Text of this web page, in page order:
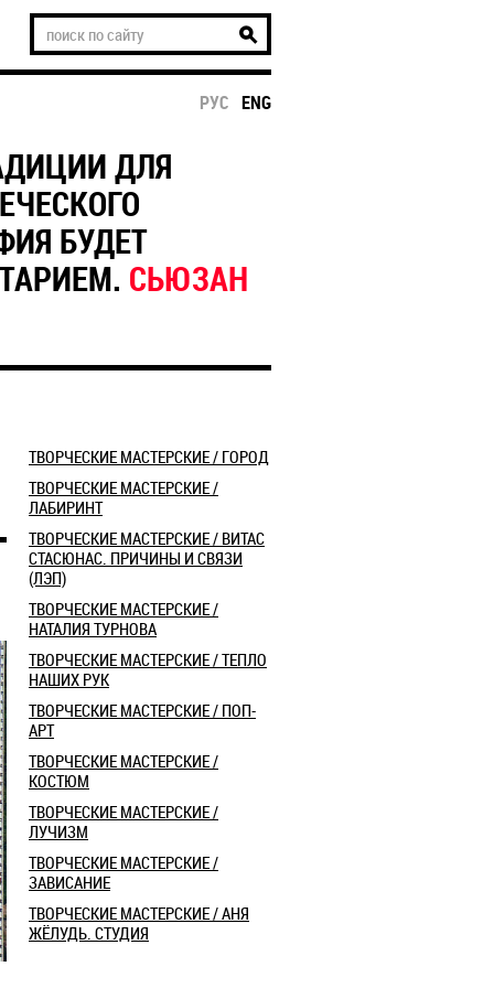
РУС ENG
ДЛЯ
БУДЕТ
СЬЮЗАН
​ТВОРЧЕСКИЕ МАСТЕРСКИЕ / ГОРОД
ТВОРЧЕСКИЕ МАСТЕРСКИЕ /
ЛАБИРИНТ
ТВОРЧЕСКИЕ МАСТЕРСКИЕ / ВИТАС
СТАСЮНАС. ПРИЧИНЫ И СВЯЗИ
(ЛЭП)
ТВОРЧЕСКИЕ МАСТЕРСКИЕ /
НАТАЛИЯ ТУРНОВА
ТВОРЧЕСКИЕ МАСТЕРСКИЕ / ТЕПЛО
НАШИХ РУК
ТВОРЧЕСКИЕ МАСТЕРСКИЕ / ПОП-
АРТ
ТВОРЧЕСКИЕ МАСТЕРСКИЕ /
КОСТЮМ
ТВОРЧЕСКИЕ МАСТЕРСКИЕ /
ЛУЧИЗМ
ТВОРЧЕСКИЕ МАСТЕРСКИЕ /
ЗАВИСАНИЕ
ТВОРЧЕСКИЕ МАСТЕРСКИЕ / АНЯ
ЖЁЛУДЬ. СТУДИЯ